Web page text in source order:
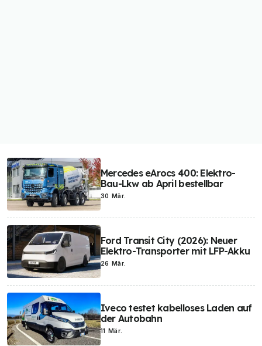
Mercedes eArocs 400: Elektro-
Bau-Lkw ab April bestellbar
30 Mär.
Ford Transit City (2026): Neuer
Elektro-Transporter mit LFP-Akku
26 Mär.
Iveco testet kabelloses Laden auf
der Autobahn
11 Mär.